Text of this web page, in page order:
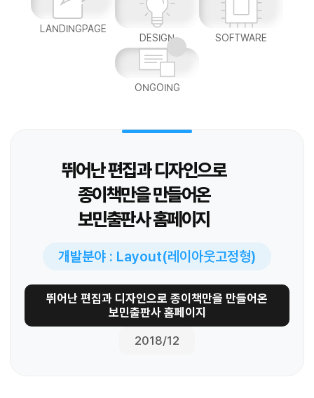
LANDINGPAGE
DESIGN
SOFTWARE
ONGOING
뛰어난 편집과 디자인으로
종이책만을 만들어온
보민출판사 홈페이지
개발분야 : Layout(레이아웃고정형)
뛰어난 편집과 디자인으로 종이책만을 만들어온
보민출판사 홈페이지
2018/12